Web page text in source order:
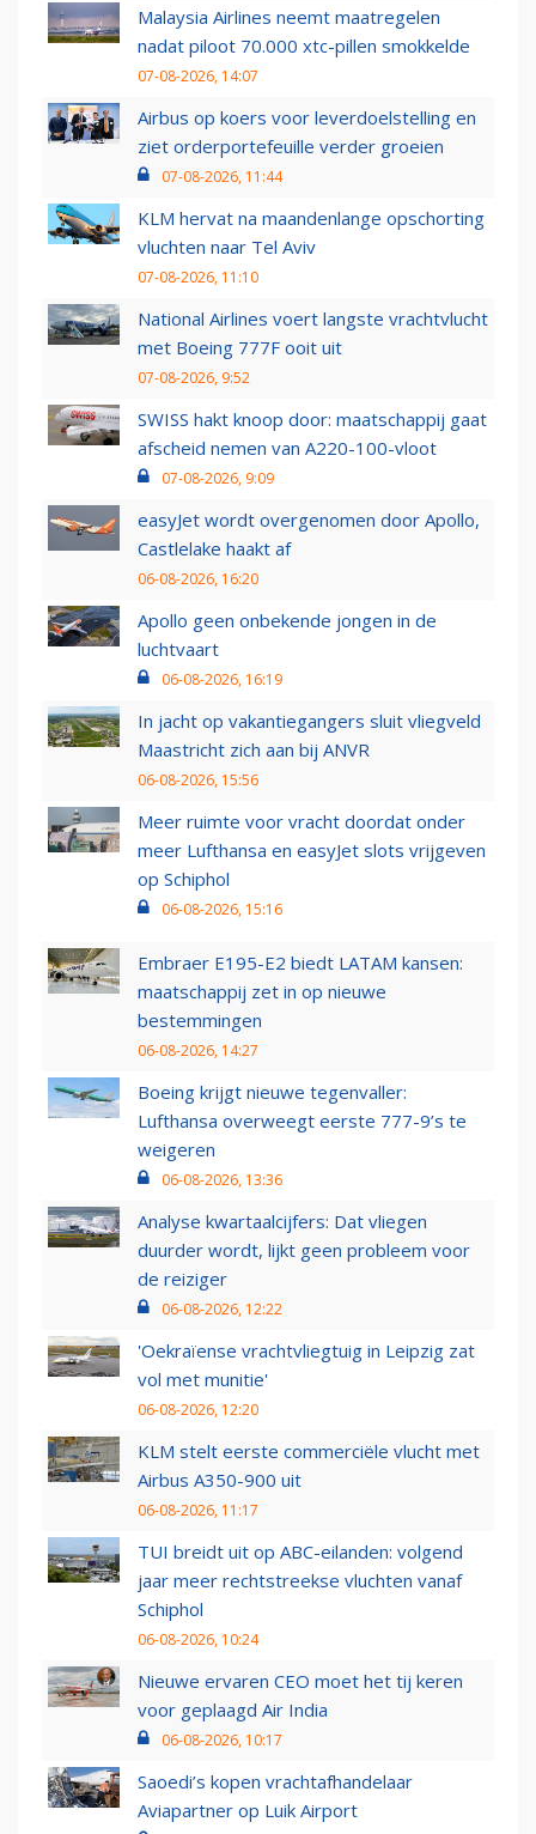
Malaysia Airlines neemt maatregelen
nadat piloot 70.000 xtc-pillen smokkelde
07-08-2026, 14:07
Airbus op koers voor leverdoelstelling en
ziet orderportefeuille verder groeien
07-08-2026, 11:44
KLM hervat na maandenlange opschorting
vluchten naar Tel Aviv
07-08-2026, 11:10
National Airlines voert langste vrachtvlucht
met Boeing 777F ooit uit
07-08-2026, 9:52
SWISS hakt knoop door: maatschappij gaat
afscheid nemen van A220-100-vloot
07-08-2026, 9:09
easyJet wordt overgenomen door Apollo,
Castlelake haakt af
06-08-2026, 16:20
Apollo geen onbekende jongen in de
luchtvaart
06-08-2026, 16:19
In jacht op vakantiegangers sluit vliegveld
Maastricht zich aan bij ANVR
06-08-2026, 15:56
Meer ruimte voor vracht doordat onder
meer Lufthansa en easyJet slots vrijgeven
op Schiphol
06-08-2026, 15:16
Embraer E195-E2 biedt LATAM kansen:
maatschappij zet in op nieuwe
bestemmingen
06-08-2026, 14:27
Boeing krijgt nieuwe tegenvaller:
Lufthansa overweegt eerste 777-9’s te
weigeren
06-08-2026, 13:36
Analyse kwartaalcijfers: Dat vliegen
duurder wordt, lijkt geen probleem voor
de reiziger
06-08-2026, 12:22
'Oekraïense vrachtvliegtuig in Leipzig zat
vol met munitie'
06-08-2026, 12:20
KLM stelt eerste commerciële vlucht met
Airbus A350-900 uit
06-08-2026, 11:17
TUI breidt uit op ABC-eilanden: volgend
jaar meer rechtstreekse vluchten vanaf
Schiphol
06-08-2026, 10:24
Nieuwe ervaren CEO moet het tij keren
voor geplaagd Air India
06-08-2026, 10:17
Saoedi’s kopen vrachtafhandelaar
Aviapartner op Luik Airport